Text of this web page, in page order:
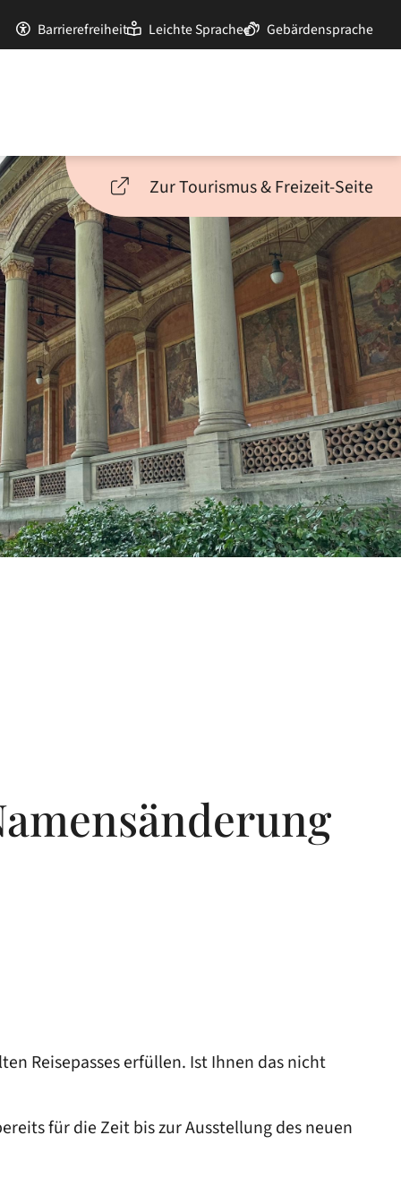
Barrierefreiheit Leichte Sprache Gebärdensprache
Zur Tourismus & Freizeit-Seite
Reisepasses erfüllen. Ist Ihnen das nicht
für die Zeit bis zur Ausstellung des neuen